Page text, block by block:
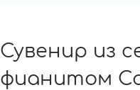
Сувенир из
фианитом